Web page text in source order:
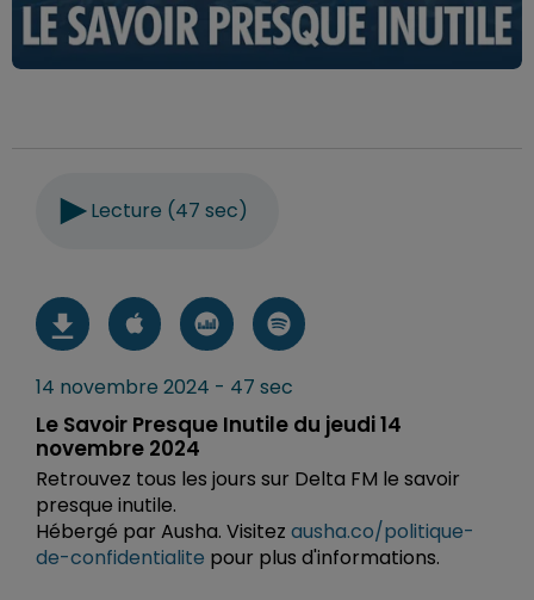
Lecture (47 sec)
14 novembre 2024 - 47 sec
Le Savoir Presque Inutile du jeudi 14
novembre 2024
Retrouvez tous les jours sur Delta FM le savoir
presque inutile.
Hébergé par Ausha. Visitez ausha.co/politique-
de-confidentialite pour plus d'informations.